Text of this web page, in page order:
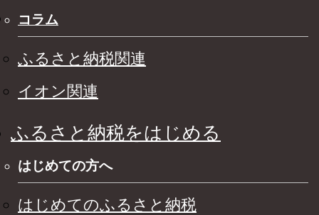
コラム
ふるさと納税関連
イオン関連
ふるさと納税をはじめる
はじめての方へ
はじめてのふるさと納税